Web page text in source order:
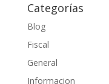
Categorías
Blog
Fiscal
General
Informacion